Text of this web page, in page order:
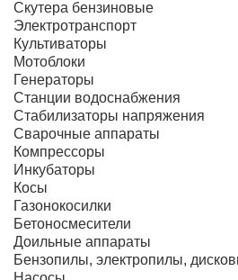
Скутера бензиновые
Электротранспорт
Культиваторы
Мотоблоки
Генераторы
Станции водоснабжения
Стабилизаторы напряжения
Сварочные аппараты
Компрессоры
Инкубаторы
Косы
Газонокосилки
Бетоносмесители
Доильные аппараты
Бензопилы, электропилы,